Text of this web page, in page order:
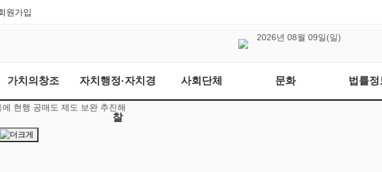
원가입
2026년 08월 09일(일)
가치의창조 자치행정·자치경
찰
사회단체 문화 법률정
현행 공매도 제도 보완 추진해